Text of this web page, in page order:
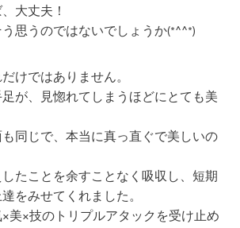
大丈夫！
思うのではないでしょうか(*^^*)
けではありません。
が、見惚れてしまうほどにとても美
同じで、本当に真っ直ぐで美しいの
たことを余すことなく吸収し、短期
をみせてくれました。
美×技のトリプルアタックを受け止め